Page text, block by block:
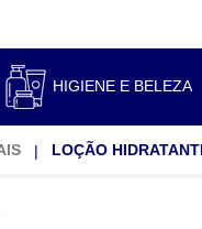
HIGIENE E BELEZA
LOÇÃO